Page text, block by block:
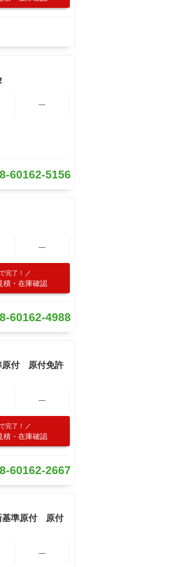
―
60162-5156
―
完了！
積・在庫確認
60162-4988
原付 原付免許
―
完了！
積・在庫確認
60162-2667
基準原付 原付
―